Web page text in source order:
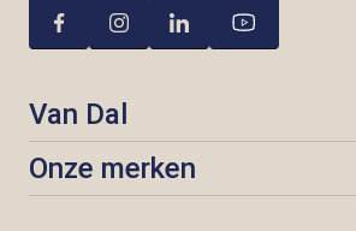
Van Dal
Onze merken